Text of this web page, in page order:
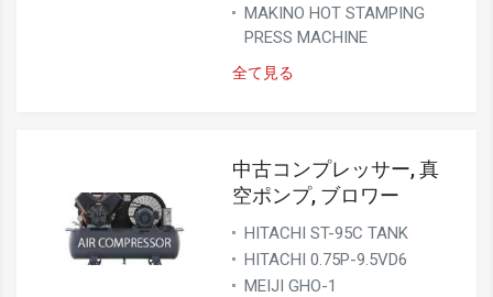
MAKINO HOT STAMPING
PRESS MACHINE
全て見る
中古コンプレッサー, 真
空ポンプ, ブロワー
HITACHI ST-95C TANK
HITACHI 0.75P-9.5VD6
MEIJI GHO-1